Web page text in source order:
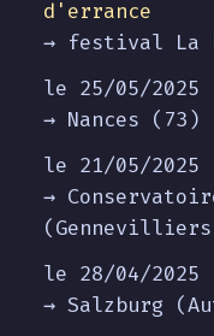
d'errance
→ festival La
le 25/05/
→ Nances (73)
le 21/05/
→
le 28/04/
→ Salzburg